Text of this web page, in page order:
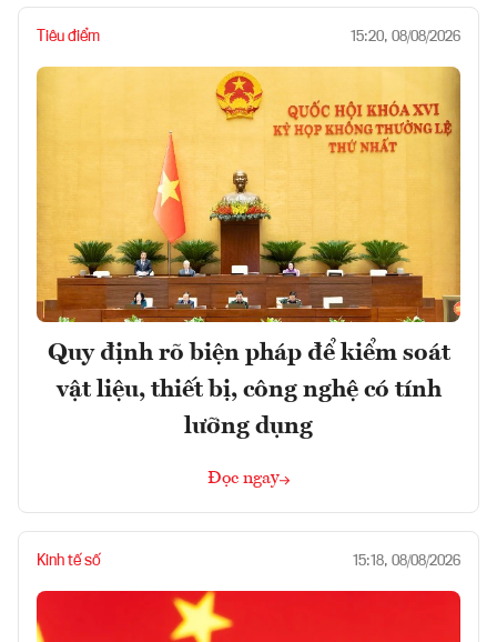
Tiêu điểm 15:20, 08/08/2026
Quy định rõ biện pháp để kiểm soát
vật liệu, thiết bị, công nghệ có tính
lưỡng dụng
Đọc ngay
Kinh tế số 15:18, 08/08/2026